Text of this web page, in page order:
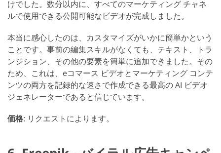
けでした。数分以内に、すべてのマーケティング チャネ
ルで使用できる公開可能なビデオが完成しました。
本当に感心したのは、カスタマイズがいかに簡単かという
ことです。事前の編集スキルがなくても、テキスト、トラ
ンジション、その他の要素を簡単に追加できました。その
ため、これは、eコマース ビデオとマーケティング コンテ
ンツの両方を記録的な速さで作成できる最高の AI ビデオ
ジェネレーターであると信じています。
価格: リクエストによります。